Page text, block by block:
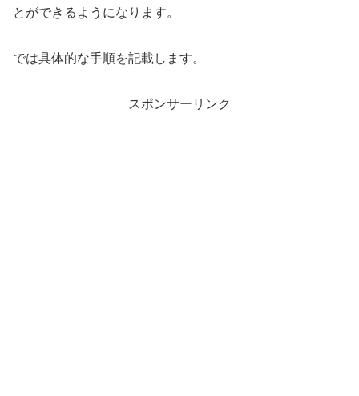
とができるようになります。
では具体的な手順を記載します。
スポンサーリンク